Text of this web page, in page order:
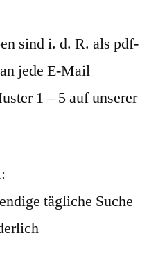
sind i. d. R. als pdf-
jede E-Mail
1 – 5 auf unserer
tägliche Suche